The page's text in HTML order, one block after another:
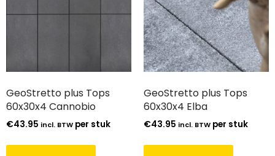
GeoStretto plus Tops
60x30x4 Cannobio
€43.95 incl. BTW per stuk
GeoStretto plus Tops
60x30x4 Elba
€43.95 incl. BTW per stuk